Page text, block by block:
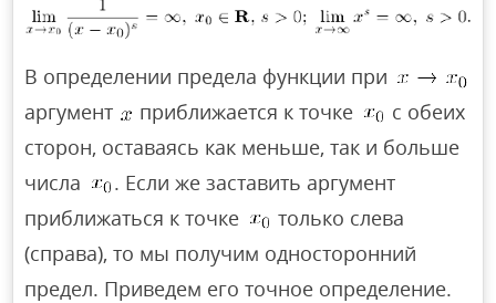
В определении предела функции при
аргумент
приближается к точке
с обеих
сторон, оставаясь как меньше, так и больше
числа
. Если же заставить аргумент
приближаться к точке
только слева
(справа), то мы получим односторонний
предел. Приведем его точное определение.